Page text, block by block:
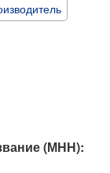
(МНН):